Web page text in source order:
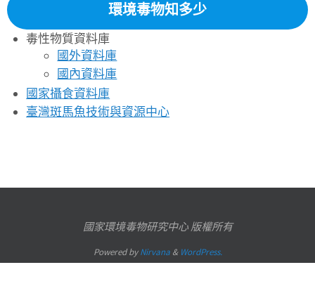
環境毒物知多少
毒性物質資料庫
國外資料庫
國內資料庫
國家攝食資料庫
臺灣斑馬魚技術與資源中心
國家環境毒物研究中心 版權所有
Powered byNirvana& WordPress.